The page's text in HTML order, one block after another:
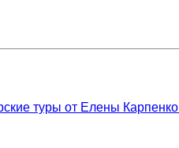
туры от Елены Карпенко